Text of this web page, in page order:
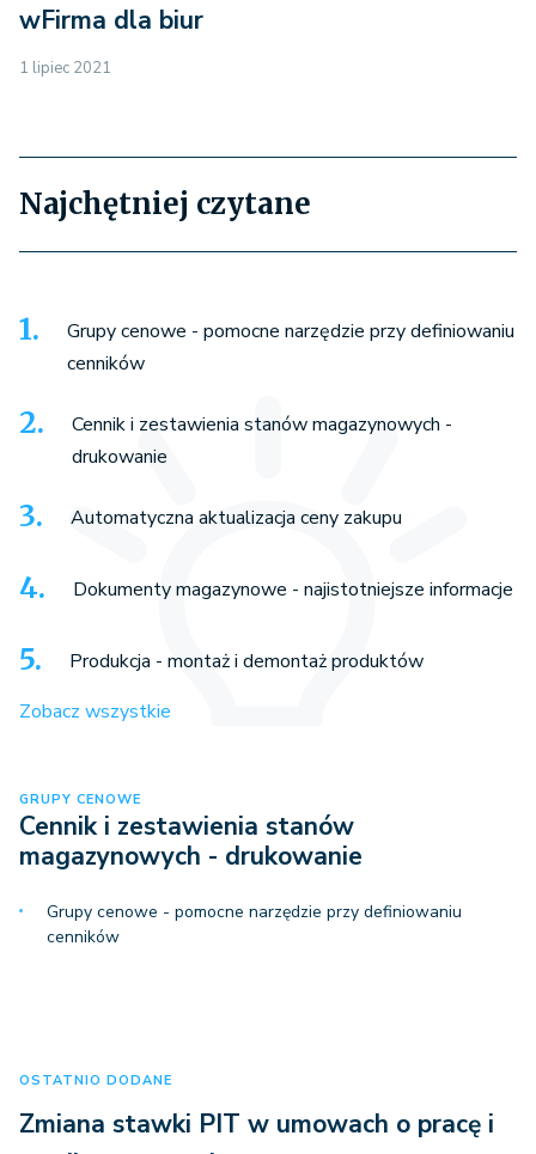
wFirma dla biur
1 lipiec 2021
Najchętniej czytane
Grupy cenowe - pomocne narzędzie przy definiowaniu
cenników
Cennik i zestawienia stanów magazynowych -
drukowanie
Automatyczna aktualizacja ceny zakupu
Dokumenty magazynowe - najistotniejsze informacje
Produkcja - montaż i demontaż produktów
Zobacz wszystkie
GRUPY CENOWE
Cennik i zestawienia stanów
magazynowych - drukowanie
Grupy cenowe - pomocne narzędzie przy definiowaniu
cenników
OSTATNIO DODANE
Zmiana stawki PIT w umowach o pracę i